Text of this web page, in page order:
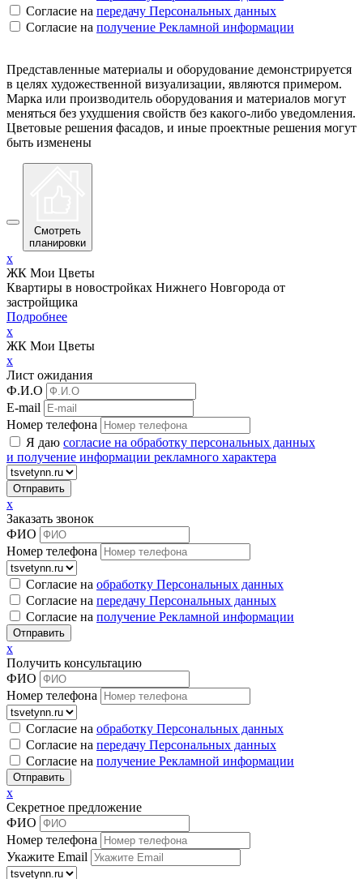
Согласие на передачу Персональных данных
Согласие на получение Рекламной информации
Представленные материалы и оборудование демонстрируется
в целях художественной визуализации, являются примером.
Марка или производитель оборудования и материалов могут
меняться без ухудшения свойств без какого-либо уведомления.
Цветовые решения фасадов, и иные проектные решения могут
быть изменены
Смотреть
планировки
x
ЖК Мои Цветы
Квартиры в новостройках Нижнего Новгорода от
застройщика
Подробнее
x
ЖК Мои Цветы
x
Лист ожидания
Ф.И.О
E-mail
Номер телефона
Я даю согласие на обработку персональных данных
и получение информации рекламного характера
x
Заказать звонок
ФИО
Номер телефона
Согласие на обработку Персональных данных
Согласие на передачу Персональных данных
Согласие на получение Рекламной информации
x
Получить консультацию
ФИО
Номер телефона
Согласие на обработку Персональных данных
Согласие на передачу Персональных данных
Согласие на получение Рекламной информации
x
Секретное предложение
ФИО
Номер телефона
Укажите Email